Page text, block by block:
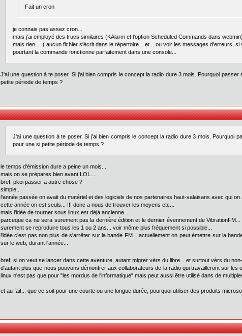
Fait un cron
je connais pas assez cron...
mais j'ai employé des trucs similaires (KAlarm et l'option Scheduled Commands dans
mais rien... ;( aucun fichier s'écrit dans le répertoire... et... ou voir les messages d'erreurs, si
pourtant la commande fonctionne parfaitement dans une console...
J'ai une question à te poser. Si j'ai bien compris le concept la radio dure 3 mois. Pourquoi
petite période de temps ?
J'ai une question à te poser. Si j'ai bien compris le concept la radio dure 3 mois. Pourquoi
pour une si petite période de temps ?
le temps d'émission dure a peine un mois...
mais on se prépares bien avant LOL...
bref, pkoi passer a autre chose ?
simple...
l'année passée on avait du matériel et des logiciels de nos partenaires haut-valaisans avec qui on
cette année on est seuls... !!! donc a nous de trouver les moyens etc...
mais l'idée de tourner sous linux est déjà ancienne...
parceque ca ne sera surement pas la dernière édition et le dernier évennement de
surement se reproduire tous les 1 ou 2 ans... voir même plus fréquement si possible...
l'idée c'est pas non plus de s'arrêter sur la bande FM... actuellement on peut émettre sur la
sur le web, durant l'année...
bref, si on veut se lancer dans cette aventure, autant migrer vèrs du libre... et surtout vèrs du
d'autant plus que nous pouvons démontrer aux collaborateurs de la radio qui travailleront sur
linux n'est pas que pour "les mordus de l'informatique" mais peut aussi être utilisé dans de
et au fait... que ce soit pour une courte ou une longue durée, pourquoi utiliser des produits